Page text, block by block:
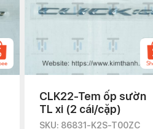
CLK22-Tem ốp sườn
TL xi (2 cái/cặp)
SKU: 86831-K2S-T00ZC